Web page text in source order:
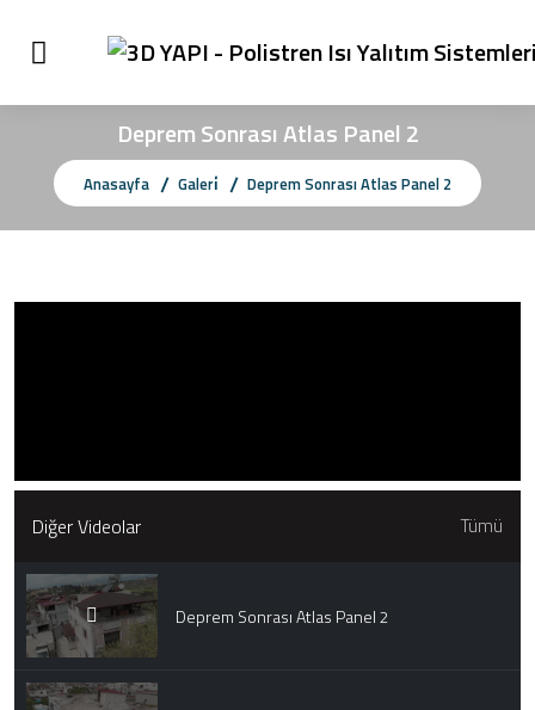
Deprem Sonrası Atlas Panel 2
Anasayfa Galeri̇ Deprem Sonrası Atlas Panel 2
Diğer Videolar Tümü
Deprem Sonrası Atlas Panel 2